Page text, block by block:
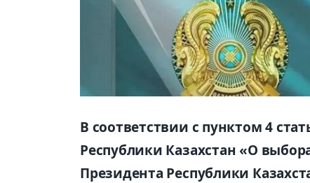
В соответствии с пунктом 4
Республики Казахстан «О
Президента Республики